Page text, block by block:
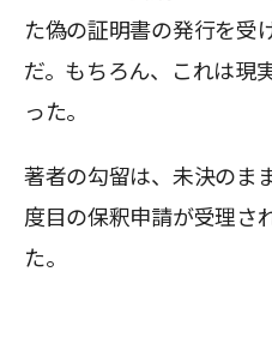
た偽の証明書の発行を受
だ。もちろん、これは現
った。
著者の勾留は、未決のま
度目の保釈申請が受理さ
た。